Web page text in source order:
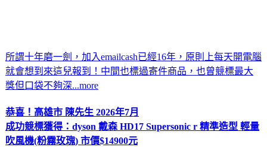
所謂十年磨一劍，加入emailcash已經16年，原則上每天開電腦
就會想到來這兒報到！中間也標過寄件商品，也曾競標最大
獎但口袋不夠深...more
恭喜！高雄市 陳先生 2026年7月
成功競標獲得： dyson 戴森 HD17 Supersonic r 精準造型 輕量
吹風機(粉霧玫瑰) 市價$14900元